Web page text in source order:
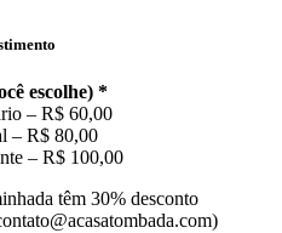
escolhe) *
– R$ 60,00
– R$ 80,00
– R$ 100,00
têm 30% desconto